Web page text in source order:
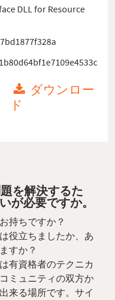
DLL for Resource
ダウンロー
ド
題を解決するた
が必要ですか。
持ちですか？
役立ちましたか、あ
すか？
有資格者のテクニカ
ミュニティの双方か
来る場所です。サイ